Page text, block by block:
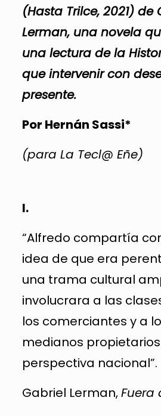
(Hasta Trilce, 2021) de
Lerman, una novela
una lectura de la
que intervenir con
presente.
Por Hernán Sassi*
(para La Tecl@ Eñe)
I.
“Alfredo compartía
idea de que era
una trama cultural
involucrara a las
los comerciantes y a
medianos
perspectiva nacional”.
Gabriel Lerman,Fuera